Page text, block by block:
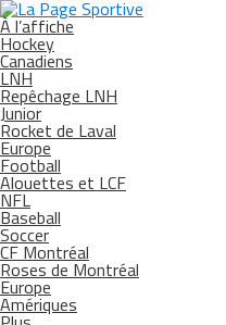
À l’affiche
Hockey
Canadiens
LNH
Repêchage LNH
Junior
Rocket de Laval
Europe
Football
Alouettes et LCF
NFL
Baseball
Soccer
CF Montréal
Roses de Montréal
Europe
Amériques